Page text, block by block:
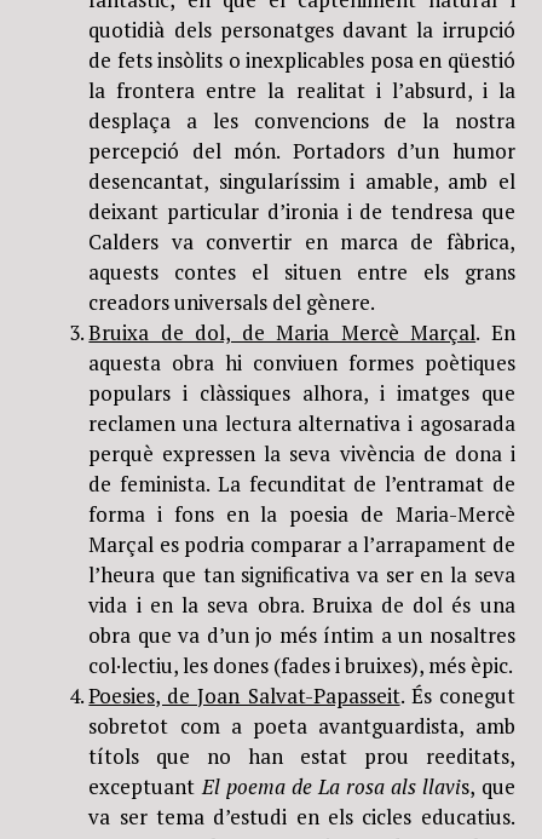
quotidià dels personatges davant la irrupció
de fets insòlits o inexplicables posa en qüestió
la frontera entre la realitat i l’absurd, i la
desplaça a les convencions de la nostra
percepció del món. Portadors d’un humor
desencantat, singularíssim i amable, amb el
deixant particular d’ironia i de tendresa que
Calders va convertir en marca de fàbrica,
aquests contes el situen entre els grans
creadors universals del gènere.
Bruixa de dol, de Maria Mercè Marçal. En
aquesta obra hi conviuen formes poètiques
populars i clàssiques alhora, i imatges que
reclamen una lectura alternativa i agosarada
perquè expressen la seva vivència de dona i
de feminista. La fecunditat de l’entramat de
forma i fons en la poesia de Maria-Mercè
Marçal es podria comparar a l’arrapament de
l’heura que tan significativa va ser en la seva
vida i en la seva obra. Bruixa de dol és una
obra que va d’un jo més íntim a un nosaltres
col·lectiu, les dones (fades i bruixes), més èpic.
Poesies, de Joan Salvat-Papasseit. És conegut
sobretot com a poeta avantguardista, amb
títols que no han estat prou reeditats,
exceptuant El poema de La rosa als llavis, que
va ser tema d’estudi en els cicles educatius.